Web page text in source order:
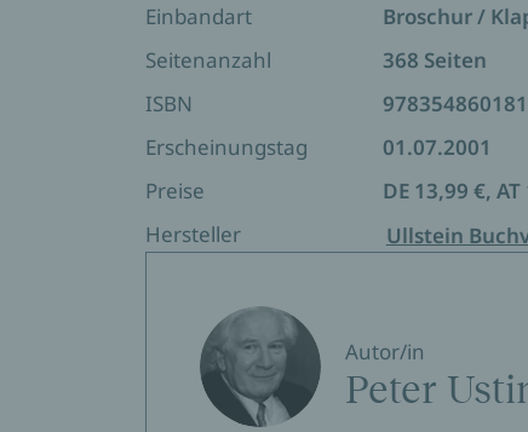
Einbandart
Broschur /
Seitenanzahl
368 Seiten
ISBN
Erscheinungstag
01.07.2001
Preise
DE 13,99 €,
Hersteller
Ullstein
Autor/in
Peter